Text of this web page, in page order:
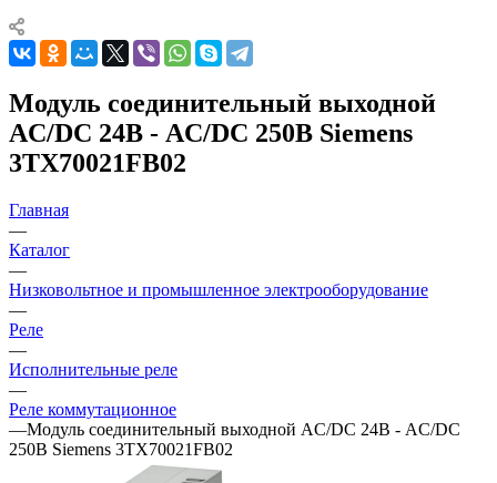
Модуль соединительный выходной
AC/DC 24В - AC/DC 250В Siemens
3TX70021FB02
Главная
—
Каталог
—
Низковольтное и промышленное электрооборудование
—
Реле
—
Исполнительные реле
—
Реле коммутационное
—Модуль соединительный выходной AC/DC 24В - AC/DC
250В Siemens 3TX70021FB02